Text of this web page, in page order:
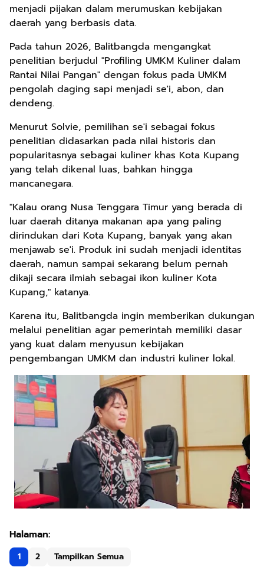
menjadi pijakan dalam merumuskan kebijakan
daerah yang berbasis data.
Pada tahun 2026, Balitbangda mengangkat
penelitian berjudul "Profiling UMKM Kuliner dalam
Rantai Nilai Pangan" dengan fokus pada UMKM
pengolah daging sapi menjadi se'i, abon, dan
dendeng.
Menurut Solvie, pemilihan se'i sebagai fokus
penelitian didasarkan pada nilai historis dan
popularitasnya sebagai kuliner khas Kota Kupang
yang telah dikenal luas, bahkan hingga
mancanegara.
"Kalau orang Nusa Tenggara Timur yang berada di
luar daerah ditanya makanan apa yang paling
dirindukan dari Kota Kupang, banyak yang akan
menjawab se'i. Produk ini sudah menjadi identitas
daerah, namun sampai sekarang belum pernah
dikaji secara ilmiah sebagai ikon kuliner Kota
Kupang," katanya.
Karena itu, Balitbangda ingin memberikan dukungan
melalui penelitian agar pemerintah memiliki dasar
yang kuat dalam menyusun kebijakan
pengembangan UMKM dan industri kuliner lokal.
1 2 Tampilkan Semua